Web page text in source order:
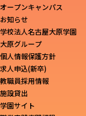
オープンキャンパス
お知らせ
学校法人名古屋大原学園
大原グループ
個人情報保護方針
求人申込(新卒)
教職員採用情報
施設貸出
学園サイト